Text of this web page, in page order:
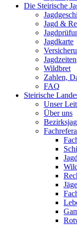
Die Steirische
Jagd &
Jagdkarte
Jagdzeiten
Wildbret
Zahlen,
FAQ
Steirische
Unser
Über uns